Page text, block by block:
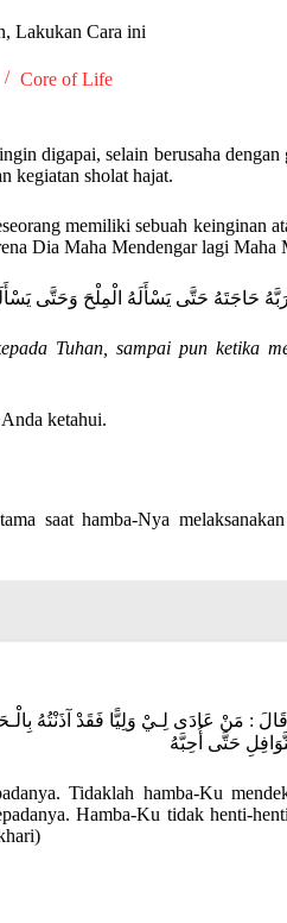
Lakukan Cara ini
Core of Life
digapai, selain berusaha dengan
kegiatan sholat hajat.
memiliki sebuah keinginan
Dia Maha Mendengar lagi Maha
حَاجَتَهُ حَتَّى يَسْأَلَهُ الْمِلْحَ وَحَتَّى
Tuhan, sampai pun ketika
ketahui.
saat hamba-Nya
قَالَ : مَنْ عَادَى لِـيْ وَلِيًّا فَقَدْ آذَنْتُهُ
حَتَّى أُحِبَّهُ
Tidaklah hamba-Ku
Hamba-Ku tidak henti-